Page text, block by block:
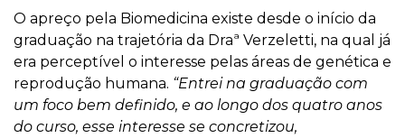
O apreço pela Biomedicina existe desde o início da
graduação na trajetória da Draª Verzeletti, na qual já
era perceptível o interesse pelas áreas de genética e
reprodução humana. “Entrei na graduação com
um foco bem definido, e ao longo dos quatro anos
do curso, esse interesse se concretizou,